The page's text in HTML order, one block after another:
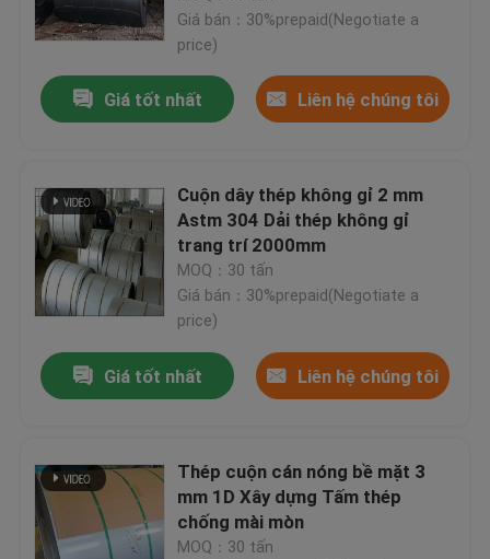
Sản phẩm
Video
Về chúng tôi
Giá bán：30%prepaid(Negotiate a
price)
Giá tốt nhất Liên hệ chúng tôi
Cuộn dây thép không gỉ 2 mm
Astm 304 Dải thép không gỉ
trang trí 2000mm
MOQ：30 tấn
Giá bán：30%prepaid(Negotiate a
price)
Giá tốt nhất Liên hệ chúng tôi
Thép cuộn cán nóng bề mặt 3
mm 1D Xây dựng Tấm thép
chống mài mòn
MOQ：30 tấn